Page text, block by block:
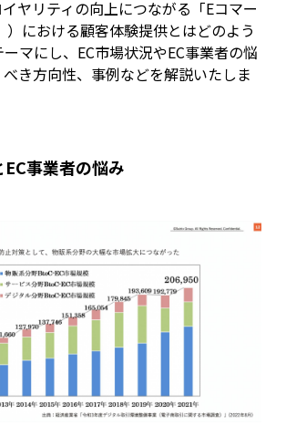
ヤリティの向上につながる「Eコマー
）における顧客体験提供とはどのよう
マにし、EC市場状況やEC事業者の悩
き方向性、事例などを解説いたしま
事業者の悩み